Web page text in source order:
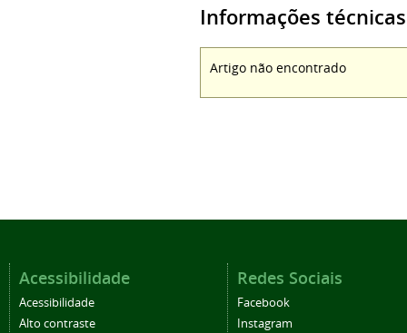
Informações técnicas
Artigo não encontrado
Acessibilidade
Acessibilidade
Alto contraste
Redes Sociais
Facebook
Instagram